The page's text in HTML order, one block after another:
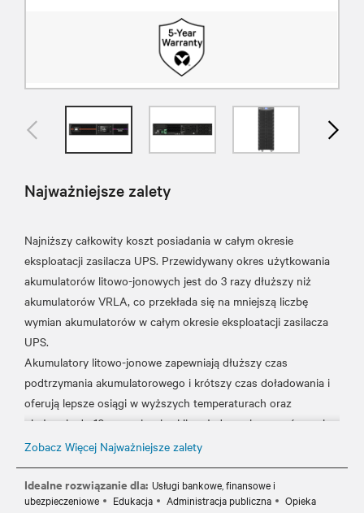
Najważniejsze zalety
Najniższy całkowity koszt posiadania w całym okresie
eksploatacji zasilacza UPS. Przewidywany okres użytkowania
akumulatorów litowo-jonowych jest do 3 razy dłuższy niż
akumulatorów VRLA, co przekłada się na mniejszą liczbę
wymian akumulatorów w całym okresie eksploatacji zasilacza
UPS.
Akumulatory litowo-jonowe zapewniają dłuższy czas
podtrzymania akumulatorowego i krótszy czas doładowania i
oferują lepsze osiągi w wyższych temperaturach oraz
obsługują do 10 razy więcej cykli rozładowania w porównaniu
z ogniwami VRLA.
branży czasy podtrzymania akumulatorowego (do 13 minut
przy pełnym obciążeniu) i gwarantuje dostępność krytycznych
Zobacz Więcej Najważniejsze zalety
Idealne rozwiązanie dla: Usługi bankowe, finansowe i
ubezpieczeniowe
Edukacja Administracja publiczna
Opieka